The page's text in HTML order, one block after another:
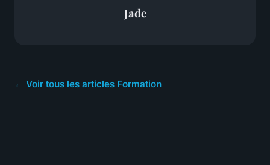
Jade
← Voir tous les articles Formation